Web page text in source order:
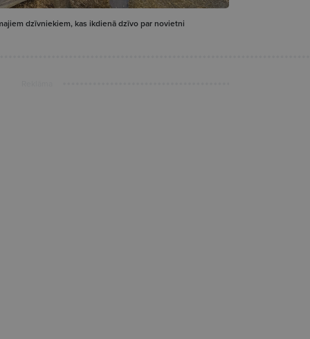
dzīvniekiem, kas ikdienā dzīvo par novietni